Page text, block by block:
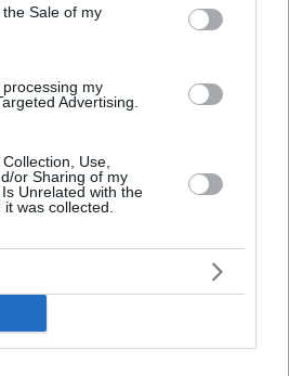
Sale of my
my
Advertising.
Use,
or Sharing of my
Unrelated with the
was collected.
αέρος
να τα ψήσουμε τέλεια